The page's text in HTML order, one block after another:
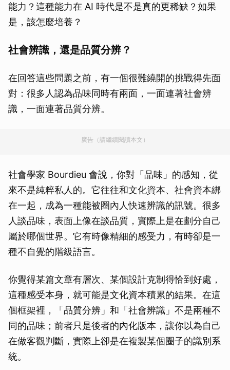
能力？這種能力在 AI 時代是不是真的更稀缺？如果
是，該怎麼培養？
社會辨識，還是品質分辨？
在回答這些問題之前，有一個很難繞開的挑戰得先面
對：很多人認為品味同時有兩面，一面連著社會辨
識，一面連著品質分辨。
廣告（請繼續閱讀本文）
社會學家 Bourdieu 會說，你對「品味」的感知，從
來不是純粹私人的。它往往和文化資本、社會資本綁
在一起，成為一種能被圈內人快速辨識的訊號。很多
人談品味，表面上像在談品質，實際上是在劃分自己
屬於哪個世界。它有時像精細的感受力，有時卻是一
種不自覺的階級語言。
你覺得某篇文章有層次、某個設計克制得恰到好處，
這種感受本身，就可能是文化資本積累的結果。在這
個框架裡，「品質分辨」和「社會辨識」不是兩種不
同的品味；前者只是後者的內化版本，讓你以為自己
在做客觀判斷，實際上卻是在複製某個圈子的識別系
統。